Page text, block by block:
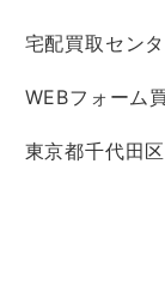
宅配買取セン
WEBフォーム
東京都千代田区